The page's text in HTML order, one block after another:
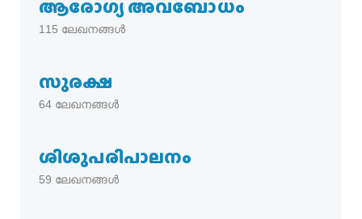
ആരോഗ്യ അവബോധം
115 ലേഖനങ്ങൾ
സുരക്ഷ
64 ലേഖനങ്ങൾ
ശിശുപരിപാലനം
59 ലേഖനങ്ങൾ